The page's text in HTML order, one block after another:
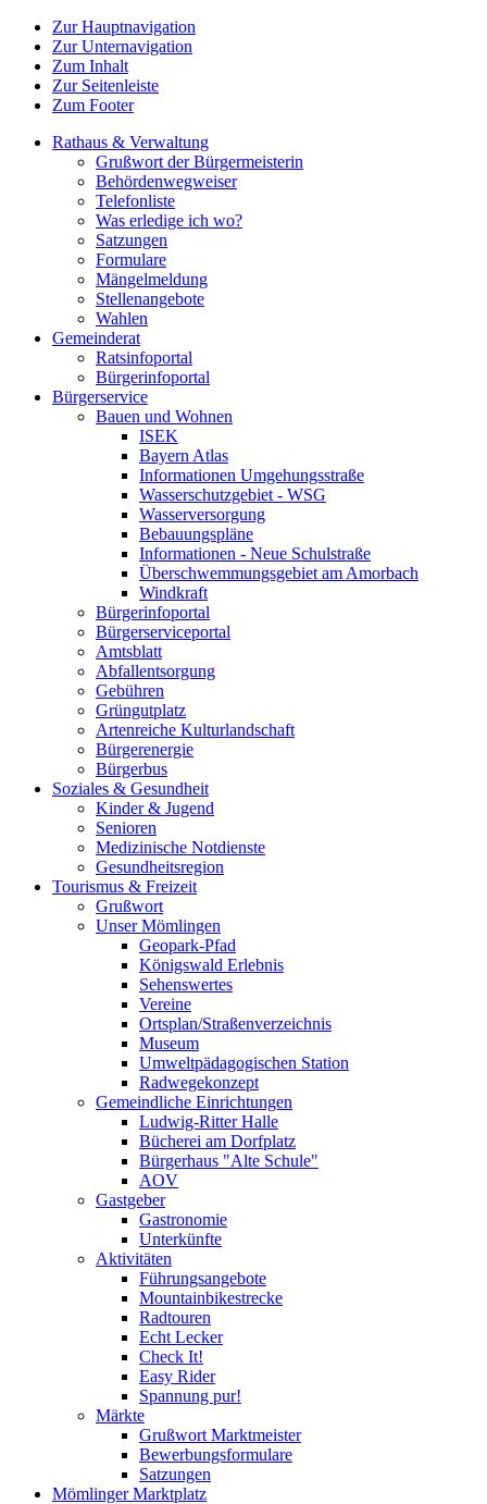
Zur Hauptnavigation
Zur Unternavigation
Zum Inhalt
Zur Seitenleiste
Zum Footer
Rathaus & Verwaltung
Grußwort der Bürgermeisterin
Behördenwegweiser
Telefonliste
Was erledige ich wo?
Satzungen
Formulare
Mängelmeldung
Stellenangebote
Wahlen
Gemeinderat
Ratsinfoportal
Bürgerinfoportal
Bürgerservice
Bauen und Wohnen
ISEK
Bayern Atlas
Informationen Umgehungsstraße
Wasserschutzgebiet - WSG
Wasserversorgung
Bebauungspläne
Informationen - Neue Schulstraße
Überschwemmungsgebiet am Amorbach
Windkraft
Bürgerinfoportal
Bürgerserviceportal
Amtsblatt
Abfallentsorgung
Gebühren
Grüngutplatz
Artenreiche Kulturlandschaft
Bürgerenergie
Bürgerbus
Soziales & Gesundheit
Kinder & Jugend
Senioren
Medizinische Notdienste
Gesundheitsregion
Tourismus & Freizeit
Grußwort
Unser Mömlingen
Geopark-Pfad
Königswald Erlebnis
Sehenswertes
Vereine
Ortsplan/Straßenverzeichnis
Museum
Umweltpädagogischen Station
Radwegekonzept
Gemeindliche Einrichtungen
Ludwig-Ritter Halle
Bücherei am Dorfplatz
Bürgerhaus "Alte Schule"
AOV
Gastgeber
Gastronomie
Unterkünfte
Aktivitäten
Führungsangebote
Mountainbikestrecke
Radtouren
Echt Lecker
Check It!
Easy Rider
Spannung pur!
Märkte
Grußwort Marktmeister
Bewerbungsformulare
Satzungen
Mömlinger Marktplatz